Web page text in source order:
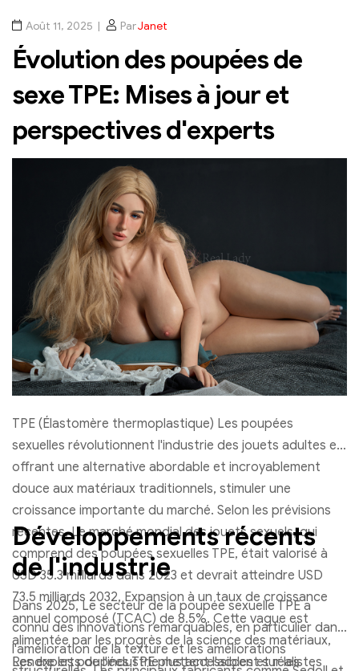
Août 11, 2025 ParJanet
Évolution des poupées de
sexe TPE: Mises à jour et
perspectives d'experts
TPE (Élastomère thermoplastique) Les poupées
sexuelles révolutionnent l'industrie des jouets adultes en
offrant une alternative abordable et incroyablement
douce aux matériaux traditionnels, stimuler une
croissance importante du marché. Selon les prévisions
récentes, Le marché mondial des jouets sexuels, qui
comprend des poupées sexuelles TPE, était valorisé à
USD 35.3 milliards dans 2023 et devrait atteindre USD
73.5 milliards 2032, Expansion à un taux de croissance
annuel composé (TCAC) de 8.5%. Cette vague est
alimentée par les progrès de la science des matériaux,
Rendre les poupées TPE plus accessibles et réalistes
Développements récents
de l'industrie
Dans 2025, Le secteur de la poupée sexuelle TPE a
connu des innovations remarquables, en particulier dans
l'amélioration de la texture et les améliorations
Les experts de l'industrie mettent l'accent sur les